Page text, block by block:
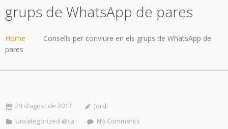
grups de WhatsApp de pares
Home
Consells per conviure en els grups de WhatsApp de
pares
24 d'agost de 2017
Jordi
Uncategorized @ca
No Comments